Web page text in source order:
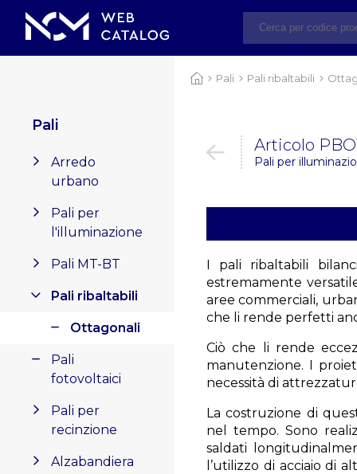
Pali
Arredo
urbano
Pali per
l'illuminazione
Pali MT-BT
Pali ribaltabili
Ottagonali
Pali
fotovoltaici
Pali per
recinzione
Alzabandiera
Pali Pali ribaltabili
Articolo
Pali per
I pali ribaltabili
estremamente
aree commerciali,
che li rende perfetti
Ciò che li rende
manutenzione. I
necessità di
La costruzione di
nel tempo. Sono
saldati
l’utilizzo di acciaio di